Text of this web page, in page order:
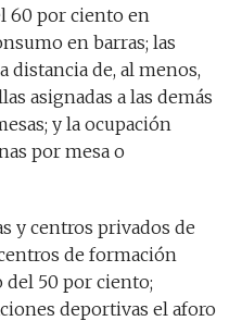
60 por ciento en
en barras; las
distancia de, al menos,
asignadas a las demás
y la ocupación
por mesa o
y centros privados de
de formación
50 por ciento;
deportivas el aforo